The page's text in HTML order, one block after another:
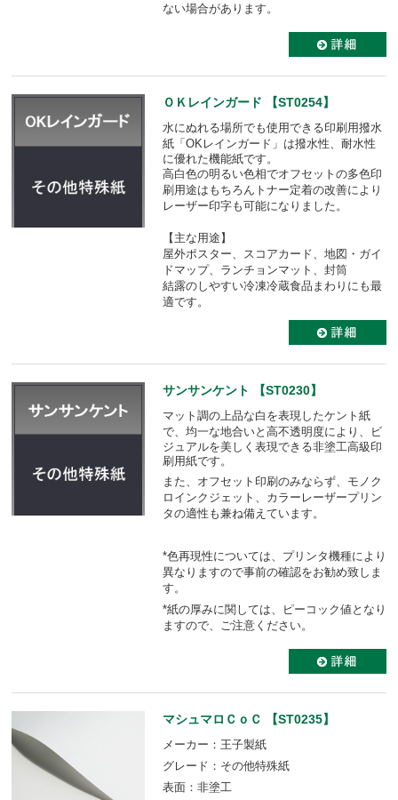
ない場合があります。
ＯＫレインガード 【ST0254】
水にぬれる場所でも使用できる印刷用撥水
紙「OKレインガード」は撥水性、耐水性
に優れた機能紙です。
高白色の明るい色相でオフセットの多色印
刷用途はもちろんトナー定着の改善により
レーザー印字も可能になりました。
【主な用途】
屋外ポスター、スコアカード、地図・ガイ
ドマップ、ランチョンマット、封筒
結露のしやすい冷凍冷蔵食品まわりにも最
適です。
サンサンケント 【ST0230】
マット調の上品な白を表現したケント紙
で、均一な地合いと高不透明度により、
ビ
ジュアルを美しく表現できる非塗工高級印
刷用紙です。
また、オフセット印刷のみならず、モノク
ロインクジェット、カラーレーザープリン
タの適性も兼ね備えています。
*色再現性については、プリンタ機種により
異なりますので事前の確認をお勧め致しま
す。
*紙の厚みに関しては、ピーコック値となり
ますので、ご注意ください。
マシュマロＣｏＣ 【ST0235】
メーカー：王子製紙
グレード：その他特殊紙
表面：非塗工